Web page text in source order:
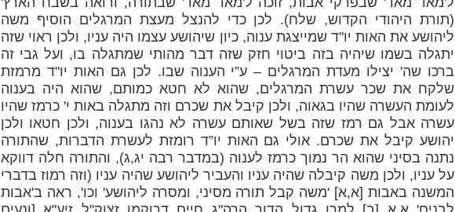
(תורת היהודי הקדוש, שלח). לכן כדי להנצל מעצת המרגלים הוסיף משה
ליהושע את האות יו"ד שמייצגת ענוה, כיון שיהושע עצמו היה עניו, ולכן ראוי שזה
יתגלה בשמו שיהיה בזה ביטוי חזק שזה דבר מהותי שמתגלה בו, ועל גבי זה
ברכו שה' יצילו מעדת המרגלים – ע”י הענוה שבו. לכן גם האות יו"ד מרמזת
שלקח את שכר עשרת המרגלים, שהוא לא חטא כמותם, שהוא היה בענוה
לעומת העשרה שהיו בגאוה, ולכן קיבל את שכרם וזה מתגלה באות י' כרמז שהיו
עשרה אבל גם רמז שזה בשל שאותם עשרה לא נהגו בענוה, ולכן חטאו ולכן
יהושע קיבל את שכרם. אולי גם האות יו”ד רומזת לעשרת הדברות, שהתורה
נתנה בסיני שהוא הר נמוך כרמז לענוה (במדבר רבה יג,ג), והתורה חלה דווקא
על עניו, ולכן משה קיבלה שהיה עניו והעביר ליהושע שהיה עניו (וזה רמוז בדברי
המשנה באבות [א,א] 'משה קבל תורה מסיני, ומסרה ליהושע' וכו', ראה ב'אבות